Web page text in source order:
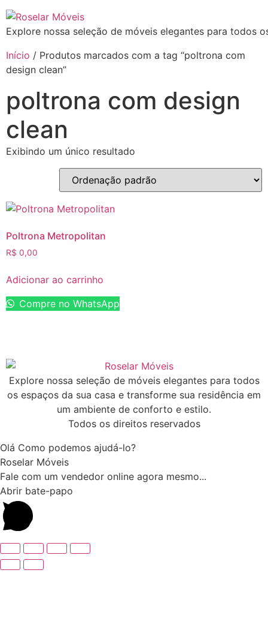
Explore nossa seleção de móveis elegantes para todos
Início / Produtos marcados com a tag “poltrona com
design clean”
poltrona com design
clean
Exibindo um único resultado
Poltrona Metropolitan
R$ 0,00
Adicionar ao carrinho
Compre no WhatsApp
Explore nossa seleção de móveis elegantes para todos
os espaços da sua casa e transforme sua residência em
um ambiente de conforto e estilo.
Todos os direitos reservados
Olá Como podemos ajudá-lo?
Roselar Móveis
Fale com um vendedor online agora mesmo...
Abrir bate-papo